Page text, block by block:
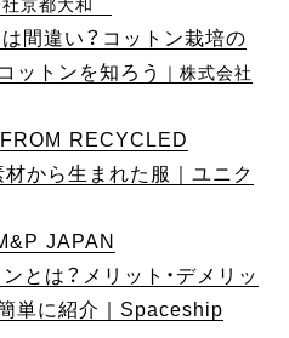
社京都大和
は間違い？コットン栽培の
ットンを知ろう
｜株式会社
RECYCLED
から生まれた服｜ユニク
JAPAN
とは？メリット・デメリッ
単に紹介｜Spaceship